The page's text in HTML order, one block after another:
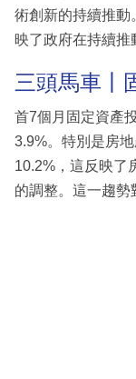
術創新的持續推動
映了政府在持續推
三頭馬車丨
首7個月固定資產
3.9%。特別是房
10.2%，這反映了
的調整。這一趨勢